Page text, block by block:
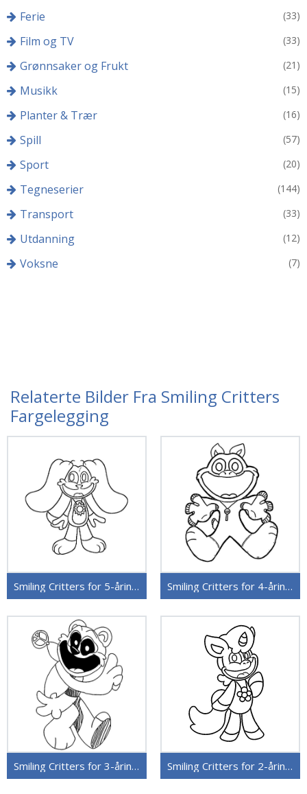
Ferie (33)
Film og TV (33)
Grønnsaker og Frukt (21)
Musikk (15)
Planter & Trær (16)
Spill (57)
Sport (20)
Tegneserier (144)
Transport (33)
Utdanning (12)
Voksne (7)
Relaterte Bilder Fra Smiling Critters
Fargelegging
Smiling Critters for 5-åringer Smiling Critters for 4-åringer
Smiling Critters for 3-åringer Smiling Critters for 2-åringer